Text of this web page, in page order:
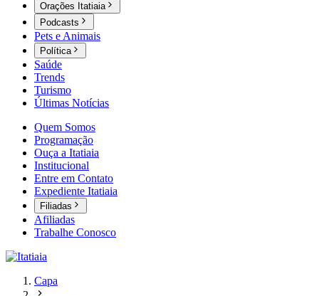
Orações Itatiaia
Podcasts
Pets e Animais
Política
Saúde
Trends
Turismo
Últimas Notícias
Quem Somos
Programação
Ouça a Itatiaia
Institucional
Entre em Contato
Expediente Itatiaia
Filiadas
Afiliadas
Trabalhe Conosco
Capa